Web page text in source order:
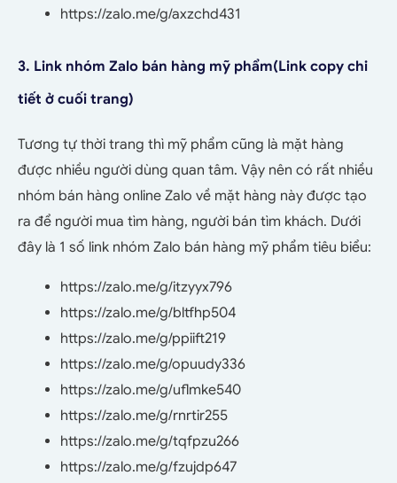
https://zalo.me/g/axzchd431
3. Link nhóm Zalo bán hàng mỹ phẩm(Link copy chi
tiết ở cuối trang)
Tương tự thời trang thì mỹ phẩm cũng là mặt hàng
được nhiều người dùng quan tâm. Vậy nên có rất nhiều
nhóm bán hàng online Zalo về mặt hàng này được tạo
ra để người mua tìm hàng, người bán tìm khách. Dưới
đây là 1 số link nhóm Zalo bán hàng mỹ phẩm tiêu biểu:
https://zalo.me/g/itzyyx796
https://zalo.me/g/bltfhp504
https://zalo.me/g/ppiift219
https://zalo.me/g/opuudy336
https://zalo.me/g/uflmke540
https://zalo.me/g/rnrtir255
https://zalo.me/g/tqfpzu266
https://zalo.me/g/fzujdp647